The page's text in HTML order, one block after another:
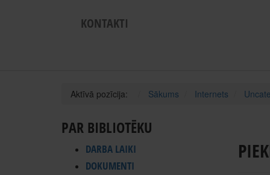
KONTAKTI
Aktīvā pozīcija: Sākums Internets
PAR BIBLIOTĒKU
DARBA LAIKI
DOKUMENTI